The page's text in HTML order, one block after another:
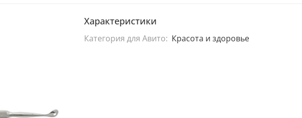
Характеристики
Категория для Авито: Красота и здоровье